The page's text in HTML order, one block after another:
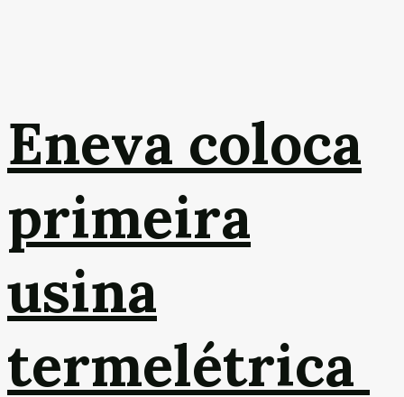
Eneva coloca
primeira
usina
termelétrica